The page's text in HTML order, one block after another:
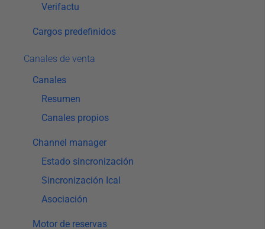
Verifactu
Cargos predefinidos
Canales de venta
Canales
Resumen
Canales propios
Channel manager
Estado sincronización
Sincronización Ical
Asociación
Motor de reservas